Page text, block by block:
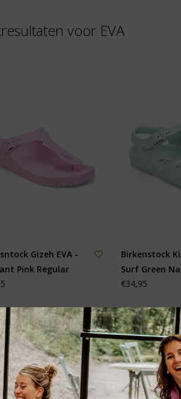
voor EVA
Gizeh EVA -
Pink Regular
Birkenstock
Surf Green
€34,95